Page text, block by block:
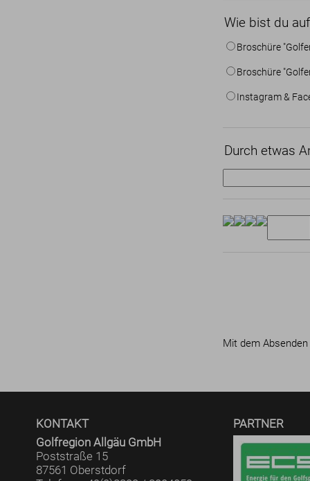
Wie bist du
Broschüre
Broschüre
Instagram &
Durch etwas
Mit dem
KONTAKT
Golfregion Allgäu GmbH
Poststraße 15
87561 Oberstdorf
PARTNER